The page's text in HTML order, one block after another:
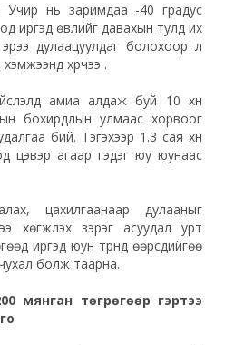
нь заримдаа -40 градус
иргэд өвлийг давахын тулд их
дулаацуулдаг болохоор л
хүрчээ .
амиа алдаж буй 10 хүн
бохирдлын улмаас хорвоог
бий. Тэгэхээр 1.3 сая хүн
цэвэр агаар гэдэг юу юунаас
цахилгаанаар дулааныг
хөгжүүлэх зэрэг асуудал урт
иргэд юун түрүүнд өөрсдийгөө
болж таарна.
мянган төгрөгөөр гэртээ